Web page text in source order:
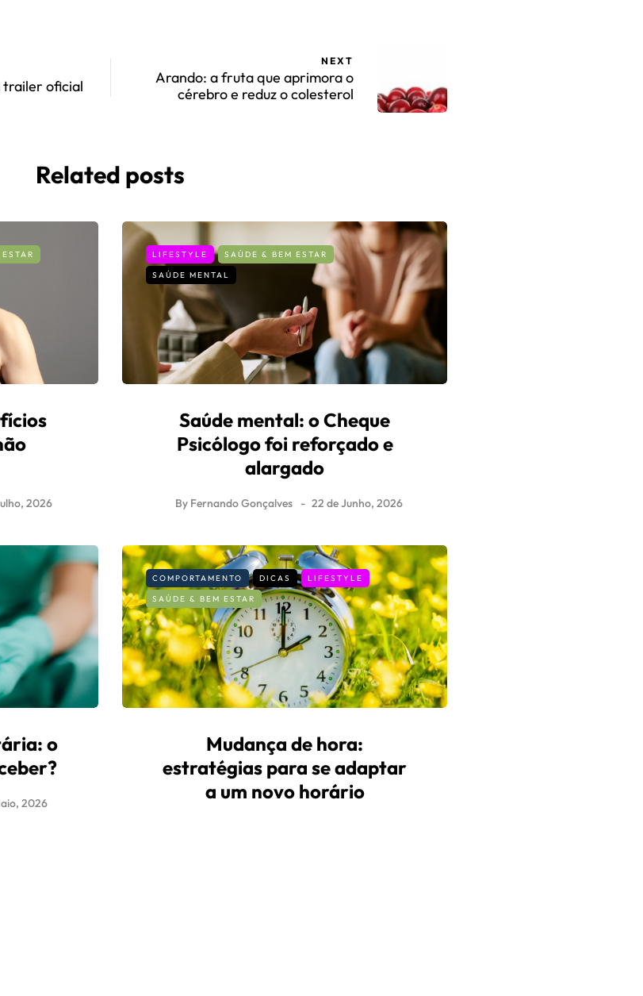
trailer oficial
NEXT
Arando: a fruta que aprimora o
cérebro e reduz o colesterol
Related posts
2026
LIFESTYLE
SAÚDE & BEM ESTAR
SAÚDE MENTAL
Saúde mental: o Cheque
Psicólogo foi reforçado e
alargado
By Fernando Gonçalves 22 de Junho, 2026
o
2026
COMPORTAMENTO DICAS
LIFESTYLE
SAÚDE & BEM ESTAR
Mudança de hora:
estratégias para se adaptar
a um novo horário